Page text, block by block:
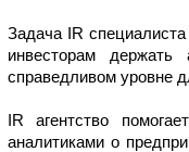
Задача IR
инвесторам
справедливом уровне
IR агентство
аналитиками о